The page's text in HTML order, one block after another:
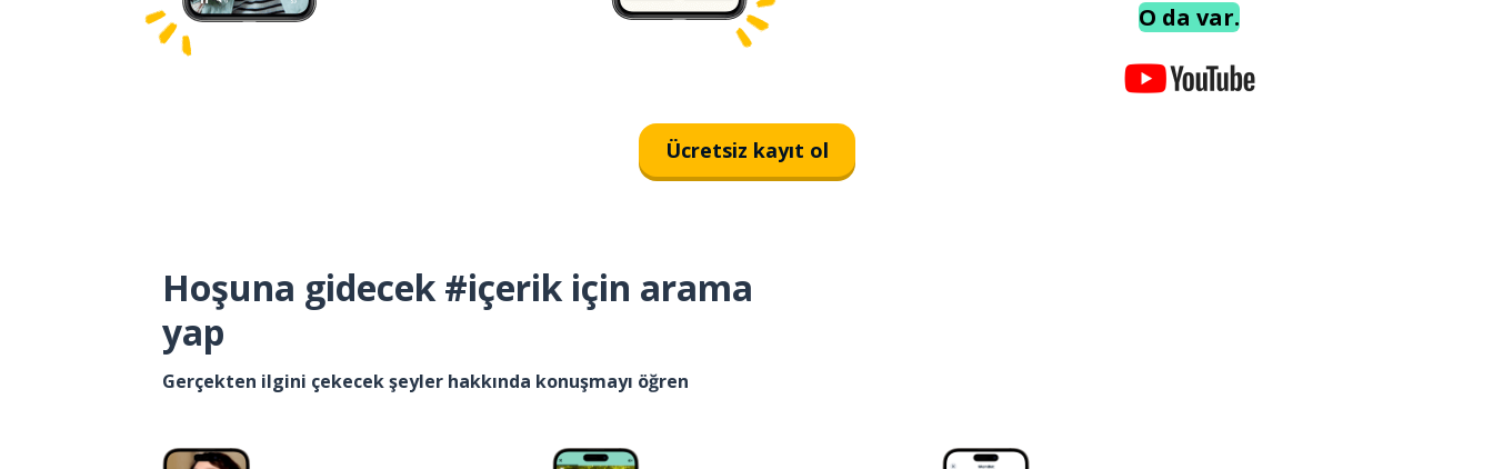
O da var.
Ücretsiz kayıt ol
Hoşuna gidecek #içerik için arama
yap
Gerçekten ilgini çekecek şeyler hakkında konuşmayı öğren